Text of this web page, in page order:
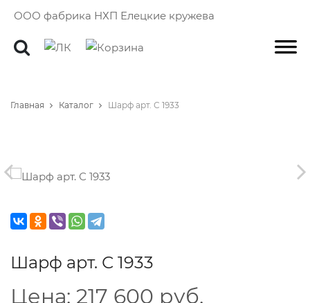
ООО фабрика НХП Елецкие кружева
Главная Каталог Шарф арт. С 1933
Шарф арт. С 1933
Цена: 217 600 руб.